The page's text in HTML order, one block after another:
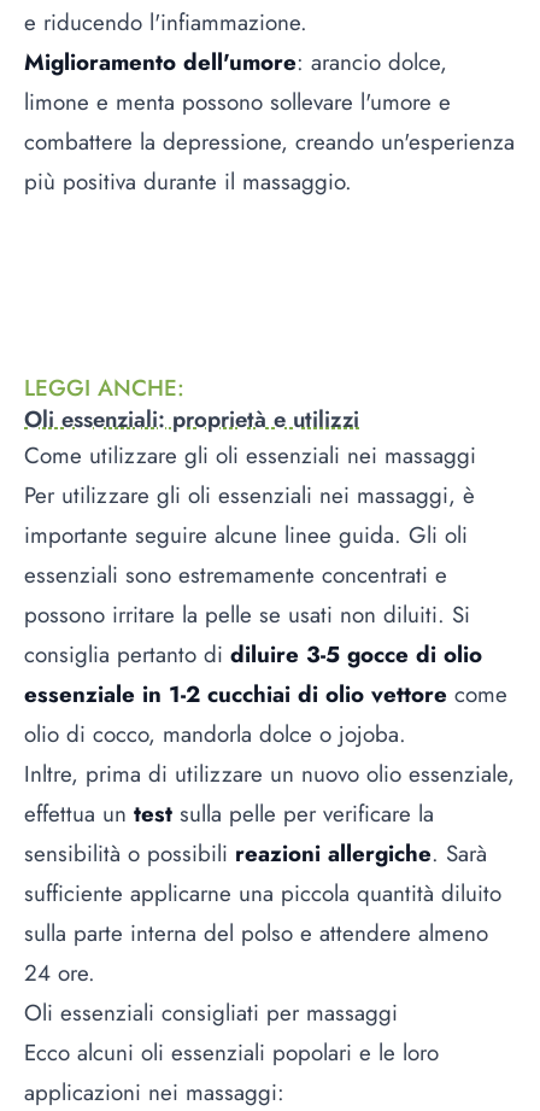
e riducendo l'infiammazione.
Miglioramento dell'umore: arancio dolce,
limone e menta possono sollevare l'umore e
combattere la depressione, creando un'esperienza
più positiva durante il massaggio.
LEGGI ANCHE:
Oli essenziali: proprietà e utilizzi
Come utilizzare gli oli essenziali nei massaggi
Per utilizzare gli oli essenziali nei massaggi, è
importante seguire alcune linee guida. Gli oli
essenziali sono estremamente concentrati e
possono irritare la pelle se usati non diluiti. Si
consiglia pertanto di diluire 3-5 gocce di olio
essenziale in 1-2 cucchiai di olio vettore come
olio di cocco, mandorla dolce o jojoba.
Inltre, prima di utilizzare un nuovo olio essenziale,
effettua un test sulla pelle per verificare la
sensibilità o possibili reazioni allergiche. Sarà
sufficiente applicarne una piccola quantità diluito
sulla parte interna del polso e attendere almeno
24 ore.
Oli essenziali consigliati per massaggi
Ecco alcuni oli essenziali popolari e le loro
applicazioni nei massaggi: